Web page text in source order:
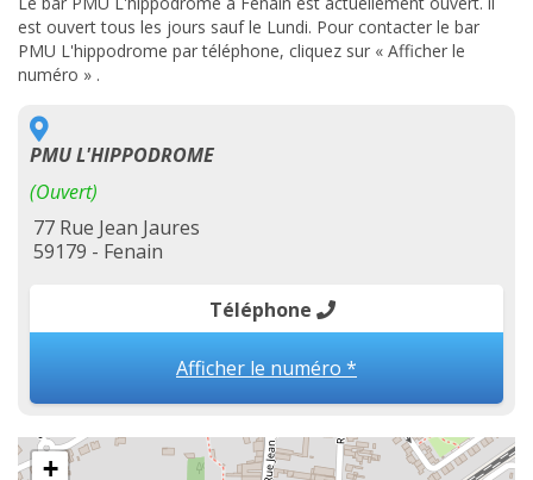
est ouvert tous les jours sauf le Lundi. Pour contacter le bar
PMU L'hippodrome par téléphone, cliquez sur « Afficher le
numéro » .
PMU L'HIPPODROME
(Ouvert)
77 Rue Jean Jaures
59179 - Fenain
Téléphone
Afficher le numéro *
+